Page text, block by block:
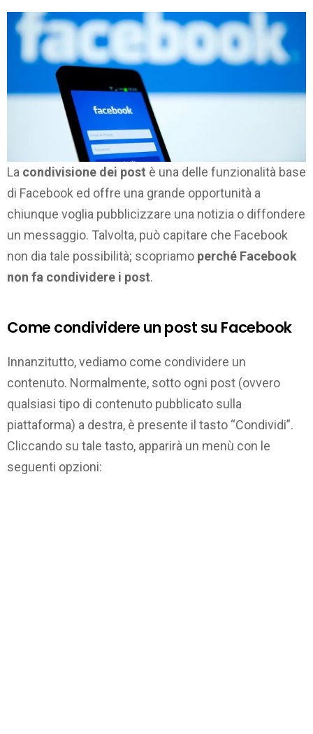
La condivisione dei post è una delle funzionalità base
di Facebook ed offre una grande opportunità a
chiunque voglia pubblicizzare una notizia o diffondere
un messaggio. Talvolta, può capitare che Facebook
non dia tale possibilità; scopriamo perché Facebook
non fa condividere i post.
Come condividere un post su Facebook
Innanzitutto, vediamo come condividere un
contenuto. Normalmente, sotto ogni post (ovvero
qualsiasi tipo di contenuto pubblicato sulla
piattaforma) a destra, è presente il tasto “Condividi”.
Cliccando su tale tasto, apparirà un menù con le
seguenti opzioni: